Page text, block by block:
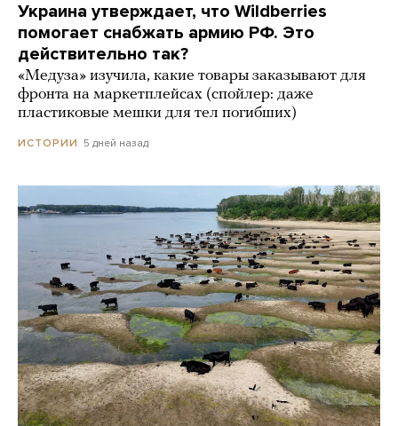
Украина утверждает, что Wildberries
помогает снабжать армию РФ. Это
действительно так?
«Медуза» изучила, какие товары заказывают для
фронта на маркетплейсах (спойлер: даже
пластиковые мешки для тел погибших)
ИСТОРИИ 5 дней назад